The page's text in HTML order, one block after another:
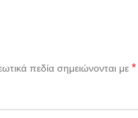
πεδία σημειώνονται με *